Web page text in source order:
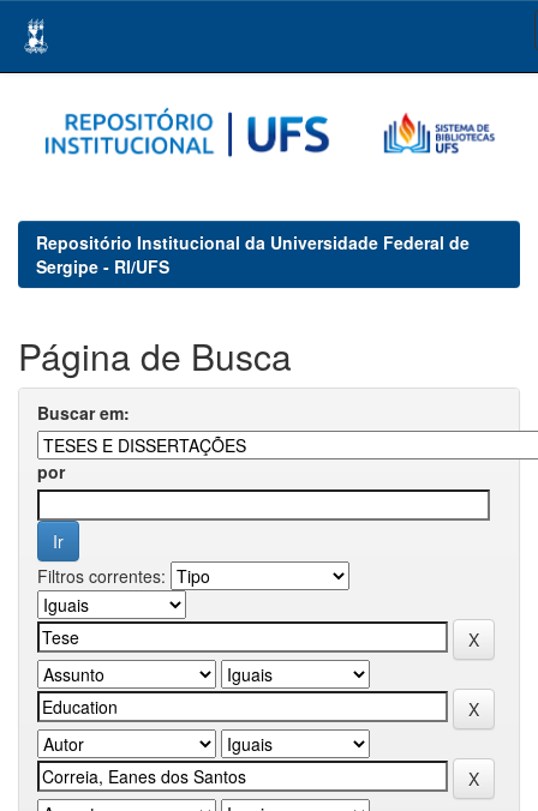
navigation
Repositório Institucional da Universidade Federal de
Sergipe - RI/UFS
Página de Busca
Buscar em:
por
Filtros correntes: